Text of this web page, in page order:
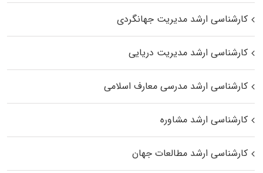
کارشناسی ارشد مدیریت جهانگردی
کارشناسی ارشد مدیریت دریایی
کارشناسی ارشد مدرسی معارف اسلامی
کارشناسی ارشد مشاوره
کارشناسی ارشد مطالعات جهان